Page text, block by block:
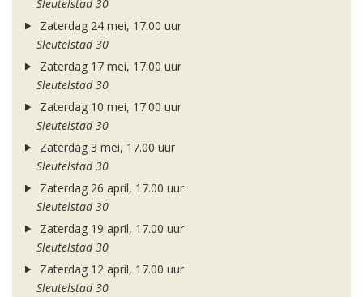
Sleutelstad 30
Zaterdag 24 mei, 17.00 uur
Sleutelstad 30
Zaterdag 17 mei, 17.00 uur
Sleutelstad 30
Zaterdag 10 mei, 17.00 uur
Sleutelstad 30
Zaterdag 3 mei, 17.00 uur
Sleutelstad 30
Zaterdag 26 april, 17.00 uur
Sleutelstad 30
Zaterdag 19 april, 17.00 uur
Sleutelstad 30
Zaterdag 12 april, 17.00 uur
Sleutelstad 30